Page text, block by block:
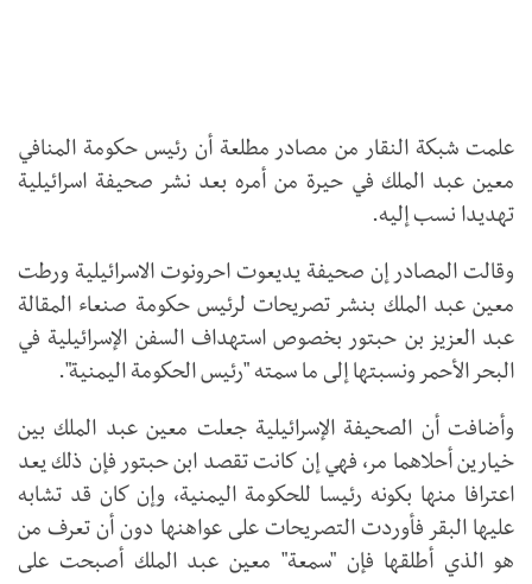
علمت شبكة النقار من مصادر مطلعة أن رئيس حكومة المنافي
معين عبد الملك في حيرة من أمره بعد نشر صحيفة اسرائيلية
تهديدا نسب إليه.
وقالت المصادر إن صحيفة يديعوت احرونوت الاسرائيلية ورطت
معين عبد الملك بنشر تصريحات لرئيس حكومة صنعاء المقالة
عبد العزيز بن حبتور بخصوص استهداف السفن الإسرائيلية في
البحر الأحمر ونسبتها إلى ما سمته "رئيس الحكومة اليمنية".
وأضافت أن الصحيفة الإسرائيلية جعلت معين عبد الملك بين
خيارين أحلاهما مر، فهي إن كانت تقصد ابن حبتور فإن ذلك يعد
اعترافا منها بكونه رئيسا للحكومة اليمنية، وإن كان قد تشابه
عليها البقر فأوردت التصريحات على عواهنها دون أن تعرف من
هو الذي أطلقها فإن "سمعة" معين عبد الملك أصبحت على